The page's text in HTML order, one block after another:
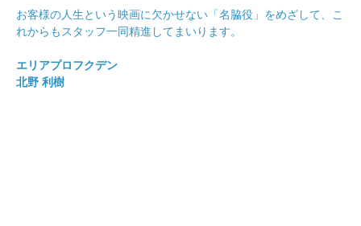
お客様の人生という映画に欠かせない「名脇役」をめざして、こ
れからもスタッフ一同精進してまいります。
エリアプロフクデン
北野 利樹